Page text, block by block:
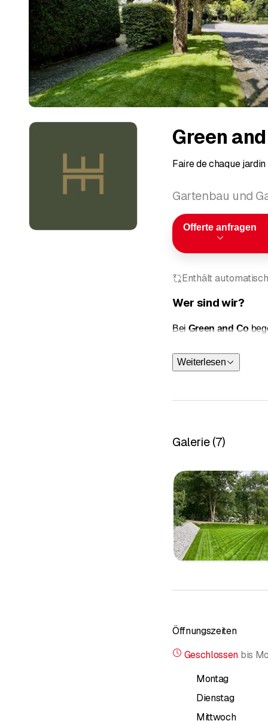
Green
Faire de chaque
Gartenbau und
Offerte anfragen
Enthält
Wer sind wir?
Bei Green and Co
Anlagen.
Unsere
Wir entwerfen
Pflanzung von
Pflege von
Rasenmähen,
makellos bleibt.
Optimieren Sie die
Außenbeleuchtung
Ökologische
Wir bieten
Hauptsächliche
Weiterlesen
Galerie (7)
Öffnungszeiten
Geschlossen bis
Montag
Dienstag
Mittwoch